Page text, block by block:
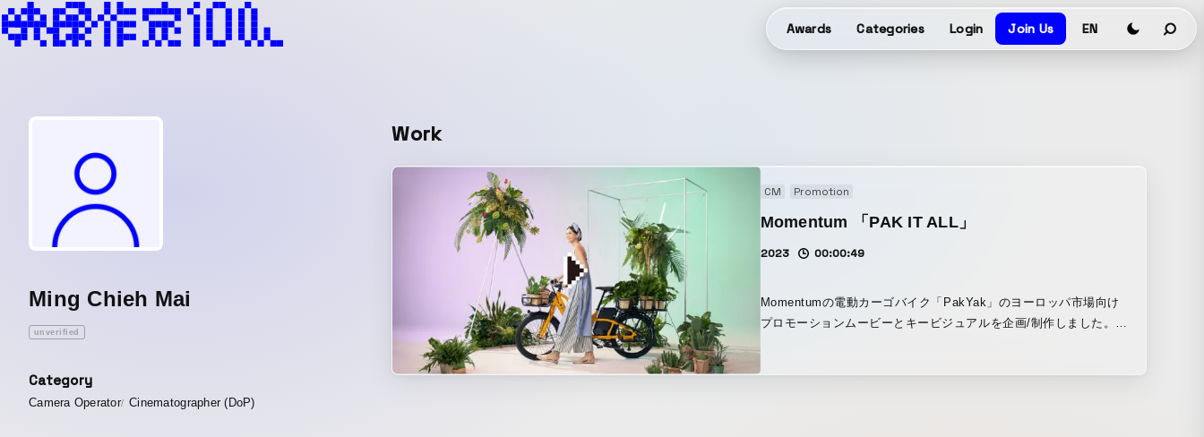
Awards Categories Login Join Us EN
Ming Chieh Mai
unverified
Category
Camera Operator Cinematographer (DoP)
Work
CM Promotion
Momentum 「PAK IT ALL」
2023 00:00:49
Momentumの電動カーゴバイク「PakYak」のヨーロッパ市場向け
プロモーションムービーとキービジュアルを企画/制作しました。